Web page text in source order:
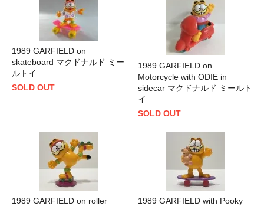
1989 GARFIELD on
skateboard マクドナルド ミー
ルトイ
SOLD OUT
1989 GARFIELD on
Motorcycle with ODIE in
sidecar マクドナルド ミールト
イ
SOLD OUT
1989 GARFIELD on roller
1989 GARFIELD with Pooky